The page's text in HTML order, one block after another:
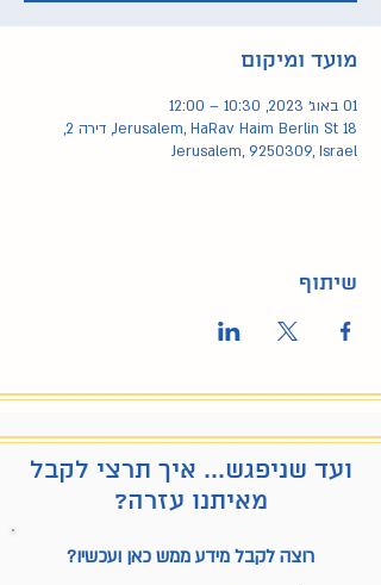
מועד ומיקום
01 באוג׳ 2023, 10:30 – 12:00
Jerusalem, HaRav Haim Berlin St 18, דירה 2,
Jerusalem, 9250309, Israel
שיתוף
ועד שניפגש... איך תרצי לקבל
מאיתנו עזרה?
רוצה לקבל מידע ממש כאן ועכשיו?